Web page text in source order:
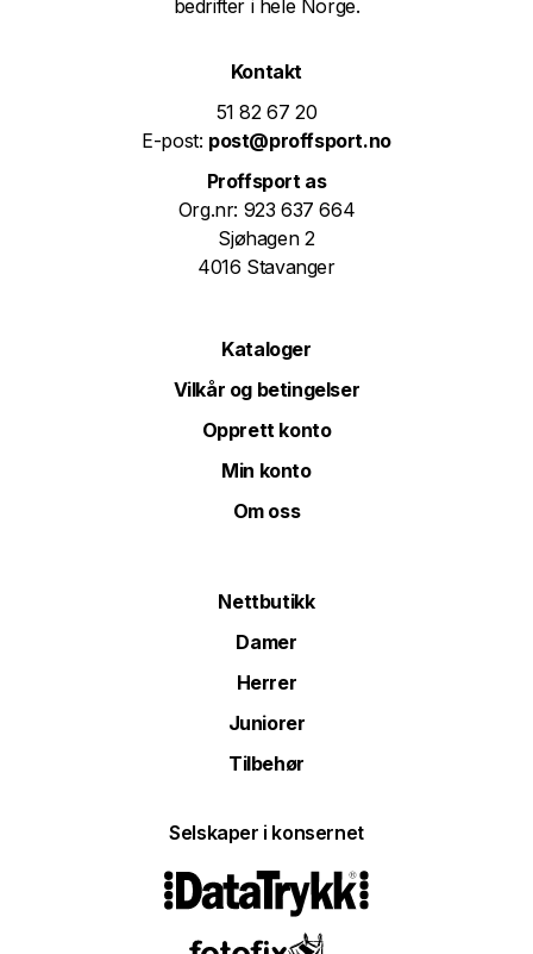
bedrifter i hele Norge.
Kontakt
51 82 67 20
E-post: post@proffsport.no
Proffsport as
Org.nr: 923 637 664
Sjøhagen 2
4016 Stavanger
Kataloger
Vilkår og betingelser
Opprett konto
Min konto
Om oss
Nettbutikk
Damer
Herrer
Juniorer
Tilbehør
Selskaper i konsernet